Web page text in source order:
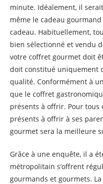
minute. Idéalement, il
même le cadeau
cadeau. Habituellement,
bien sélectionné et vendu
votre coffret gourmet doit
doit constitué uniquement
qualité. Conformément à
que le coffret
présents à offrir. Pour
présents à offrir à ses
gourmet sera la meilleure
Grâce à une enquête, il a
métropolitain s’offrent
gourmands et gourmets.